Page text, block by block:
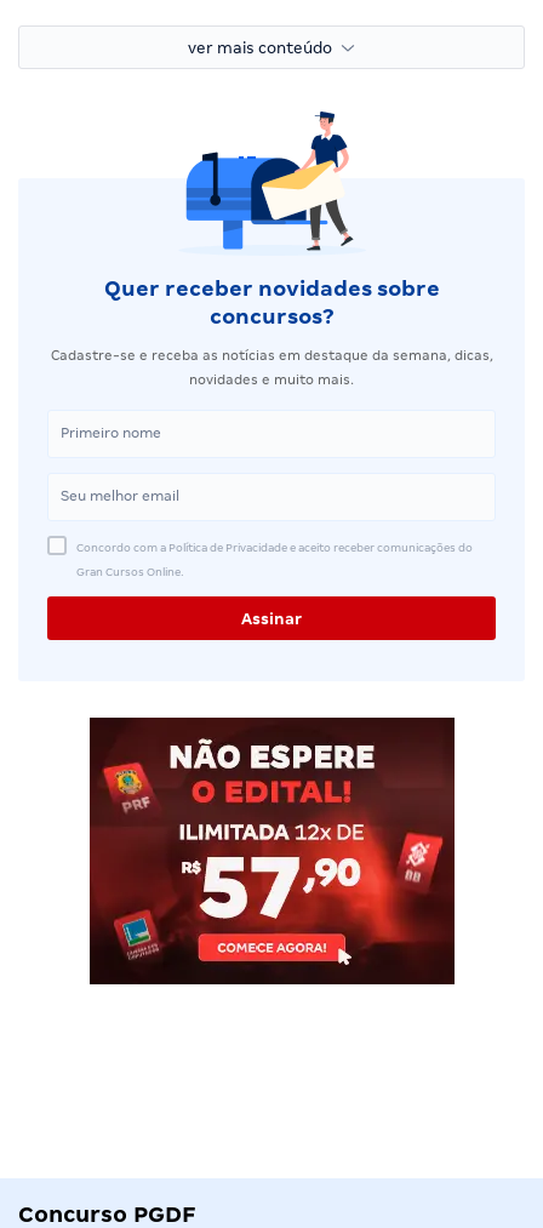
ver mais conteúdo
Quer receber novidades sobre
concursos?
Cadastre-se e receba as notícias em destaque da semana, dicas,
novidades e muito mais.
Concordo com a Política de Privacidade e aceito receber comunicações do
Gran Cursos Online.
Concurso PGDF